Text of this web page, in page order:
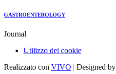
GASTROENTEROLOGY
Journal
Utilizzo dei cookie
Realizzato con VIVO | Designed by